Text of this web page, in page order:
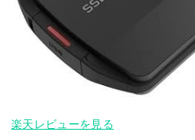
楽天レビューを見る